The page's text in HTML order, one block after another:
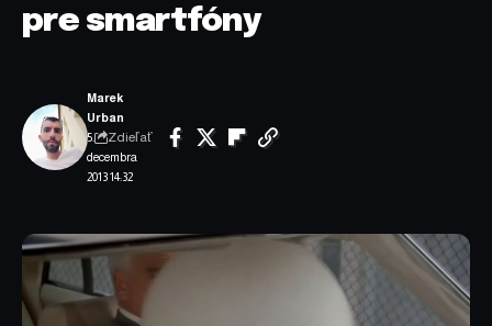
pre smartfóny
5.
decembra
2013 14:32
Marek
Urban
Zdieľať